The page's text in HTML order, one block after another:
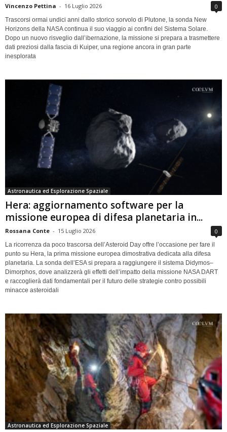
Vincenzo Pettina - 16 Luglio 2026 0
Trascorsi ormai undici anni dallo storico sorvolo di Plutone, la sonda New
Horizons della NASA continua il suo viaggio ai confini del Sistema Solare.
Dopo un nuovo risveglio dall’ibernazione, la missione si prepara a trasmettere
dati preziosi dalla fascia di Kuiper, una regione ancora in gran parte
inesplorata
Astronautica ed Esplorazione Spaziale
Hera: aggiornamento software per la
missione europea di difesa planetaria in...
Rossana Conte - 15 Luglio 2026 0
La ricorrenza da poco trascorsa dell’Asteroid Day offre l’occasione per fare il
punto su Hera, la prima missione europea dimostrativa dedicata alla difesa
planetaria. La sonda dell’ESA si prepara a raggiungere il sistema Didymos–
Dimorphos, dove analizzerà gli effetti dell’impatto della missione NASA DART
e raccoglierà dati fondamentali per il futuro delle strategie contro possibili
minacce asteroidali
Astronautica ed Esplorazione Spaziale